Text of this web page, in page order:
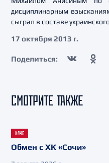
дисциплинарным
сыграл в составе
17 октября 2013 г.
Поделиться:
СМОТРИТЕ ТАКЖЕ
КЛУБ
Обмен с ХК «Сочи»